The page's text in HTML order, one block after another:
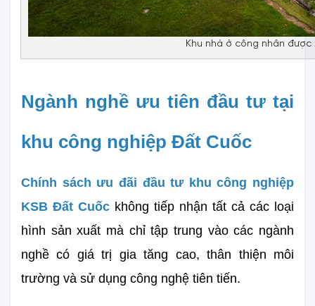
Khu nhà ở công nhân
Ngành nghề ưu tiên đầu tư tại
khu công nghiệp Đất Cuốc
Chính sách ưu đãi đầu tư khu công nghiệp
KSB Đất Cuốc không tiếp nhận tất cả các loại
hình sản xuất mà chỉ tập trung vào các ngành
nghề có giá trị gia tăng cao, thân thiện môi
trường và sử dụng công nghệ tiên tiến.